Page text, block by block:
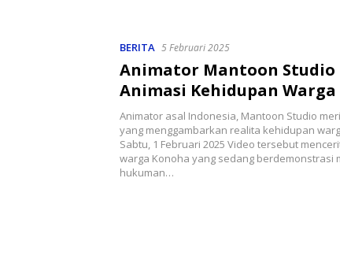
BERITA 5 Februari 2025
Animator Mantoon Studio
Animasi Kehidupan Warga
Animator asal Indonesia, Mantoon Studio
yang menggambarkan realita kehidupan
Sabtu, 1 Februari 2025 Video tersebut
warga Konoha yang sedang berdemonstrasi
hukuman…